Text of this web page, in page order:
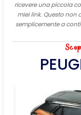
ricevere una piccola
miei link. Questo non
semplicemente a